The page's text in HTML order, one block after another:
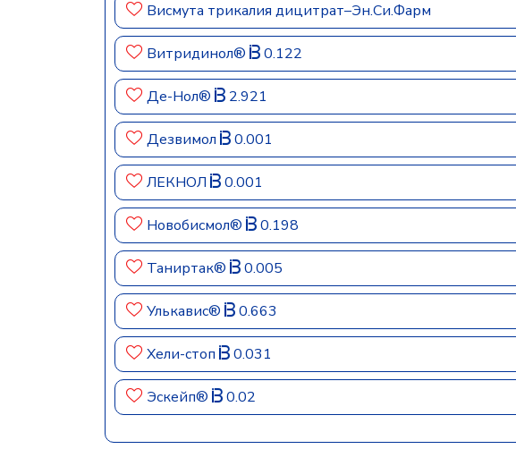
Висмута трикалия дицитрат–Эн.Си.Фарм
Витридинол® 0.122
Де-Нол® 2.921
Дезвимол 0.001
ЛЕКНОЛ 0.001
Новобисмол® 0.198
Таниртак® 0.005
Улькавис® 0.663
Хели-стоп 0.031
Эскейп® 0.02